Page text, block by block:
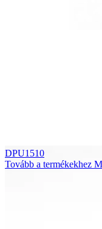
DPU1510
Tovább a termékekhez